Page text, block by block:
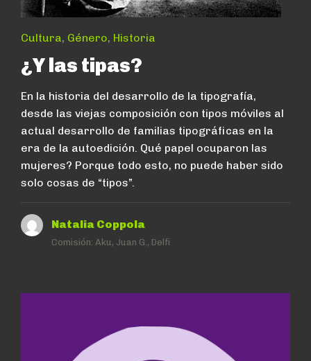
Cultura, Género, Historia
¿Y las tipas?
En la historia del desarrollo de la tipografía,
desde las viejas composición con tipos móviles al
actual desarrollo de familias tipográficas en la
era de la autoedición. Qué papel ocuparon las
mujeres? Porque todo esto, no puede haber sido
solo cosas de “tipos”.
Natalia Coppola
Comisión: Aku, Juan G., Delfi